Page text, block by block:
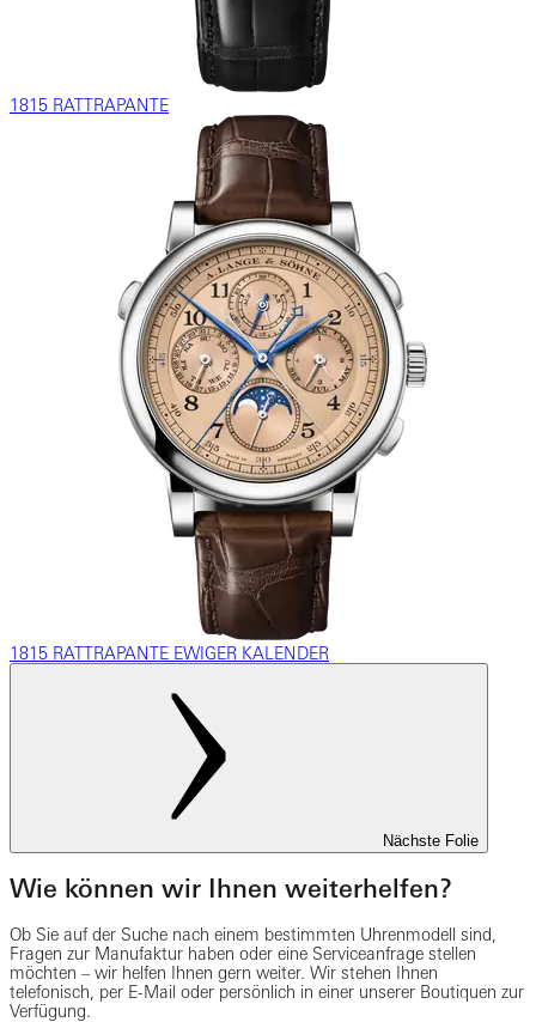
1815 RATTRAPANTE
1815 RATTRAPANTE EWIGER KALENDER
Nächste Folie
Wie können wir Ihnen weiterhelfen?
Ob Sie auf der Suche nach einem bestimmten Uhrenmodell sind,
Fragen zur Manufaktur haben oder eine Serviceanfrage stellen
möchten – wir helfen Ihnen gern weiter. Wir stehen Ihnen
telefonisch, per E-Mail oder persönlich in einer unserer Boutiquen zur
Verfügung.